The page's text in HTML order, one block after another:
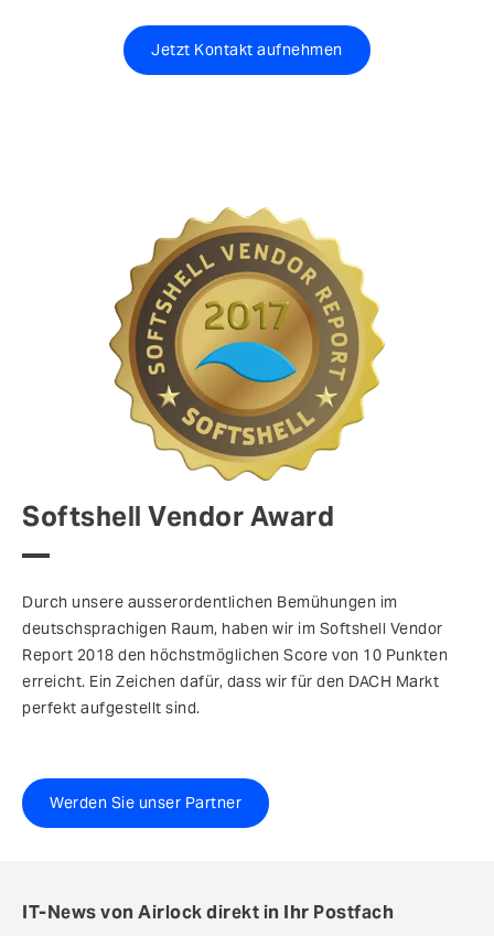
Jetzt Kontakt aufnehmen
Softshell Vendor Award
Durch unsere ausserordentlichen Bemühungen im
deutschsprachigen Raum, haben wir im Softshell Vendor
Report 2018 den höchstmöglichen Score von 10 Punkten
erreicht. Ein Zeichen dafür, dass wir für den DACH Markt
perfekt aufgestellt sind.
Werden Sie unser Partner
IT-News von Airlock direkt in Ihr Postfach